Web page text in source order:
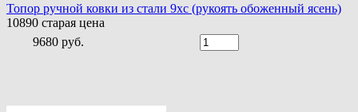
Топор ручной ковки из стали 9хс (рукоять обоженный ясень)
10890 старая цена
9680 руб.